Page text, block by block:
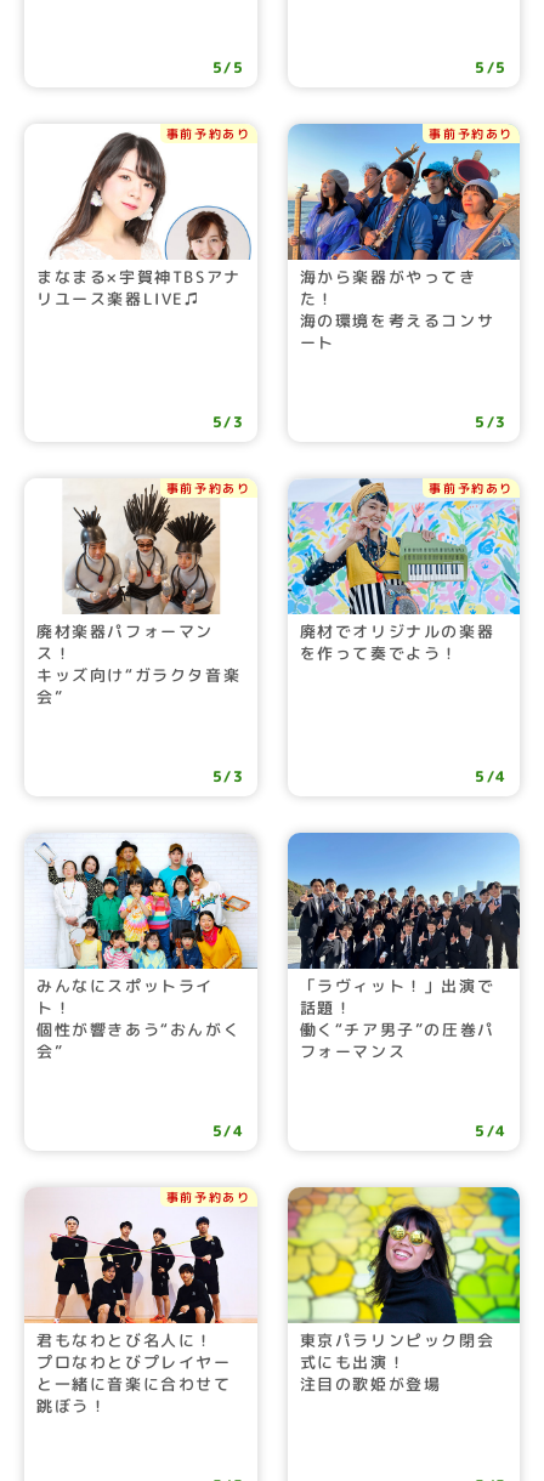
5/5 5/5
事前予約あり
まなまる×宇賀神TBSアナ
リユース楽器LIVE♫
5/3
事前予約あり
海から楽器がやってき
た！
海の環境を考えるコンサ
ート
5/3
事前予約あり
廃材楽器パフォーマン
ス！
キッズ向け“ガラクタ音楽
会”
5/3
事前予約あり
廃材でオリジナルの楽器
を作って奏でよう！
5/4
みんなにスポットライ
ト！
個性が響きあう“おんがく
会”
5/4
「ラヴィット！」出演で
話題！
働く“チア男子”の圧巻パ
フォーマンス
5/4
事前予約あり
君もなわとび名人に！
プロなわとびプレイヤー
と一緒に音楽に合わせて
跳ぼう！
東京パラリンピック閉会
式にも出演！
注目の歌姫が登場